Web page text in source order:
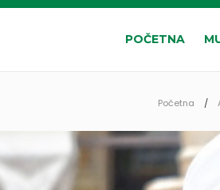
POČETNA
Početna